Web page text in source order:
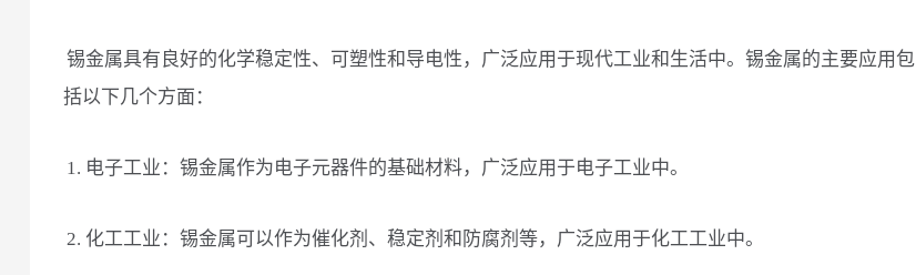
锡金属具有良好的化学稳定性、可塑性和导电性，广泛应用于现代工业和生活中。锡金属的主要应用包
括以下几个方面：
1. 电子工业：锡金属作为电子元器件的基础材料，广泛应用于电子工业中。
2. 化工工业：锡金属可以作为催化剂、稳定剂和防腐剂等，广泛应用于化工工业中。